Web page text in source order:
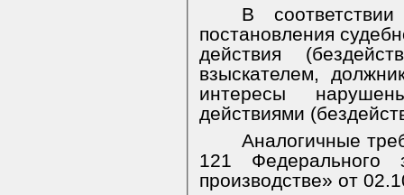
В
постановления
действия
взыскателем,
интересы
действиями
Аналогичные
121 Федерального
производстве» от